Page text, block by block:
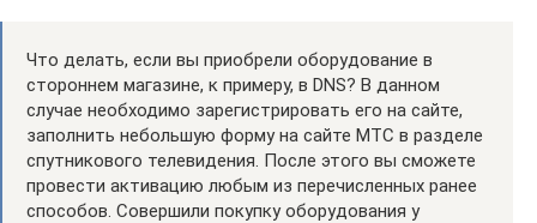
Что делать, если вы приобрели оборудование в
стороннем магазине, к примеру, в DNS? В данном
случае необходимо зарегистрировать его на сайте,
заполнить небольшую форму на сайте МТС в разделе
спутникового телевидения. После этого вы сможете
провести активацию любым из перечисленных ранее
способов. Совершили покупку оборудования у